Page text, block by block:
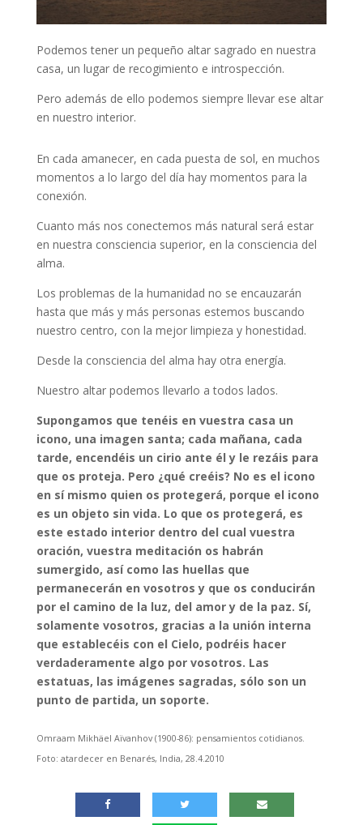
Podemos tener un pequeño altar sagrado en nuestra
casa, un lugar de recogimiento e introspección.
Pero además de ello podemos siempre llevar ese altar
en nuestro interior.
En cada amanecer, en cada puesta de sol, en muchos
momentos a lo largo del día hay momentos para la
conexión.
Cuanto más nos conectemos más natural será estar
en nuestra consciencia superior, en la consciencia del
alma.
Los problemas de la humanidad no se encauzarán
hasta que más y más personas estemos buscando
nuestro centro, con la mejor limpieza y honestidad.
Desde la consciencia del alma hay otra energía.
Nuestro altar podemos llevarlo a todos lados.
Supongamos que tenéis en vuestra casa un
icono, una imagen santa; cada mañana, cada
tarde, encendéis un cirio ante él y le rezáis para
que os proteja. Pero ¿qué creéis? No es el icono
en sí mismo quien os protegerá, porque el icono
es un objeto sin vida. Lo que os protegerá, es
este estado interior dentro del cual vuestra
oración, vuestra meditación os habrán
sumergido, así como las huellas que
permanecerán en vosotros y que os conducirán
por el camino de la luz, del amor y de la paz. Sí,
solamente vosotros, gracias a la unión interna
que establecéis con el Cielo, podréis hacer
verdaderamente algo por vosotros. Las
estatuas, las imágenes sagradas, sólo son un
punto de partida, un soporte.
Omraam Mikhäel Aïvanhov (1900-86): pensamientos cotidianos.
Foto: atardecer en Benarés, India, 28.4.2010